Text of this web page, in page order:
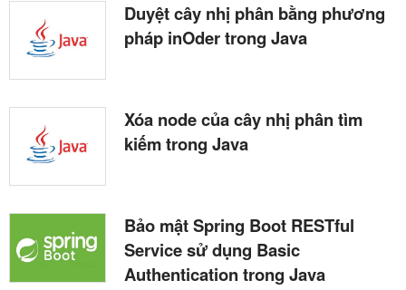
Duyệt cây nhị phân bằng phương
pháp inOder trong Java
Xóa node của cây nhị phân tìm
kiếm trong Java
Bảo mật Spring Boot RESTful
Service sử dụng Basic
Authentication trong Java